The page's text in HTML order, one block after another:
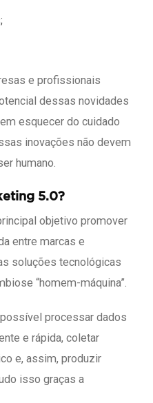
e profissionais
dessas novidades
esquecer do cuidado
inovações não devem
humano.
5.0?
objetivo promover
entre marcas e
soluções tecnológicas
“homem-máquina”.
processar dados
e rápida, coletar
e, assim, produzir
isso graças a